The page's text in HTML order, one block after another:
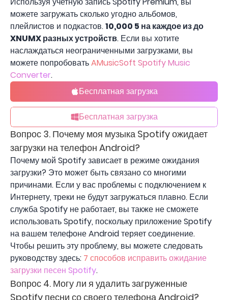
можете загружать сколько угодно альбомов,
плейлистов и подкастов.10,000 5 на каждое из до
XNUMX разных устройств. Если вы хотите
наслаждаться неограниченными загрузками, вы
можете попробоватьAMusicSoft Spotify Music
Converter.
Бесплатная загрузка
Бесплатная загрузка
Вопрос 3. Почему моя музыка Spotify ожидает
загрузки на телефон Android?
Почему мой Spotify зависает в режиме ожидания
загрузки? Это может быть связано со многими
причинами. Если у вас проблемы с подключением к
Интернету, треки не будут загружаться плавно. Если
служба Spotify не работает, вы также не сможете
использовать Spotify, поскольку приложение Spotify
на вашем телефоне Android теряет соединение.
Чтобы решить эту проблему, вы можете следовать
руководству здесь: 7 способов исправить ожидание
загрузки песен Spotify.
Вопрос 4. Могу ли я удалить загруженные
Spotify песни со своего телефона Android?